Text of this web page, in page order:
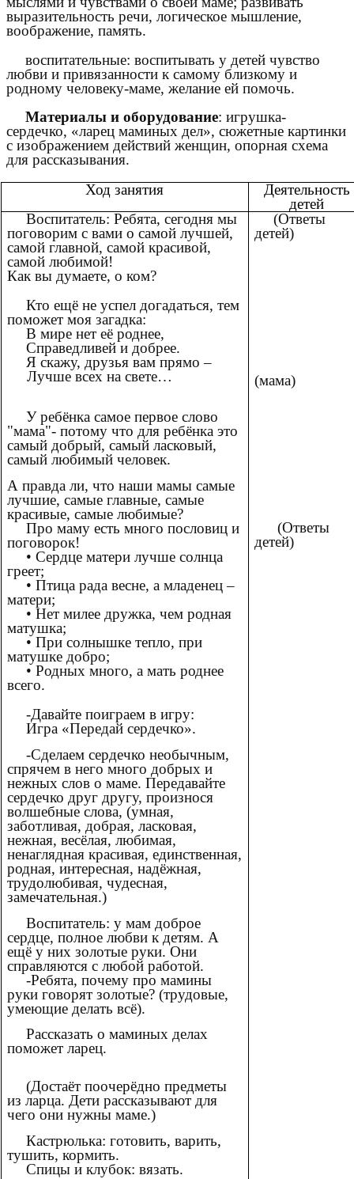
выразительность речи, логическое мышление,
воображение, память.
воспитательные: воспитывать у детей чувство
любви и привязанности к самому близкому и
родному человеку-маме, желание ей помочь.
Материалы и оборудование: игрушка-
сердечко, «ларец маминых дел», сюжетные картинки
с изображением действий женщин, опорная схема
для рассказывания.
Ход занятия
Деятельность
детей
Воспитатель: Ребята, сегодня мы
поговорим с вами о самой лучшей,
самой главной, самой красивой,
самой любимой!
Как вы думаете, о ком?
Кто ещё не успел догадаться, тем
поможет моя загадка:
В мире нет её роднее,
Справедливей и добрее.
Я скажу, друзья вам прямо –
Лучше всех на свете…
У ребёнка самое первое слово
"мама"- потому что для ребёнка это
самый добрый, самый ласковый,
самый любимый человек.
А правда ли, что наши мамы самые
лучшие, самые главные, самые
красивые, самые любимые?
Про маму есть много пословиц и
поговорок!
• Сердце матери лучше солнца
греет;
• Птица рада весне, а младенец –
матери;
• Нет милее дружка, чем родная
матушка;
• При солнышке тепло, при
матушке добро;
• Родных много, а мать роднее
всего.
-Давайте поиграем в игру:
Игра «Передай сердечко».
-Сделаем сердечко необычным,
спрячем в него много добрых и
нежных слов о маме. Передавайте
сердечко друг другу, произнося
волшебные слова, (умная,
заботливая, добрая, ласковая,
нежная, весёлая, любимая,
ненаглядная красивая, единственная,
родная, интересная, надёжная,
трудолюбивая, чудесная,
замечательная.)
Воспитатель: у мам доброе
сердце, полное любви к детям. А
ещё у них золотые руки. Они
справляются с любой работой.
-Ребята, почему про мамины
руки говорят золотые? (трудовые,
умеющие делать всё).
Рассказать о маминых делах
поможет ларец.
(Достаёт поочерёдно предметы
из ларца. Дети рассказывают для
чего они нужны маме.)
Кастрюлька: готовить, варить,
тушить, кормить.
Спицы и клубок: вязать.
(Ответы
детей)
(мама)
(Ответы
детей)